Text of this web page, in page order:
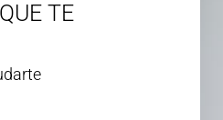
TE